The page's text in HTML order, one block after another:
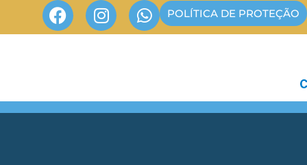
POLÍTICA DE PROTEÇÃO